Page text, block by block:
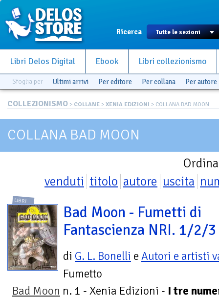
Ricerca
Libri Delos Digital Ebook Libri collezionismo
Sfoglia per Ultimi arrivi Per editore Per collana Per autore
COLLEZIONISMO > COLLANE > XENIA EDIZIONI > COLLANA BAD MOON
COLLANA BAD MOON
venduti titolo autore uscita
LIBRI
Bad Moon - Fumetti di
Fantascienza NRI. 1/2/3
di G. L. Bonelli e Autori e artisti
Fumetto
Bad Moon n. 1 - Xenia Edizioni - I tre